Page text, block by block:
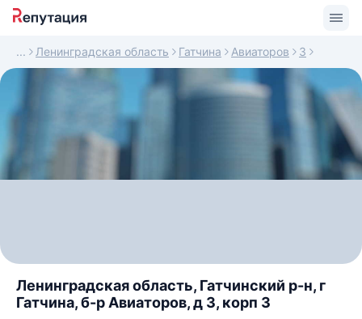
Ленинградская область Гатчина Авиаторов 3
Ленинградская область, Гатчинский р-н, г
Гатчина, б-р Авиаторов, д 3, корп 3